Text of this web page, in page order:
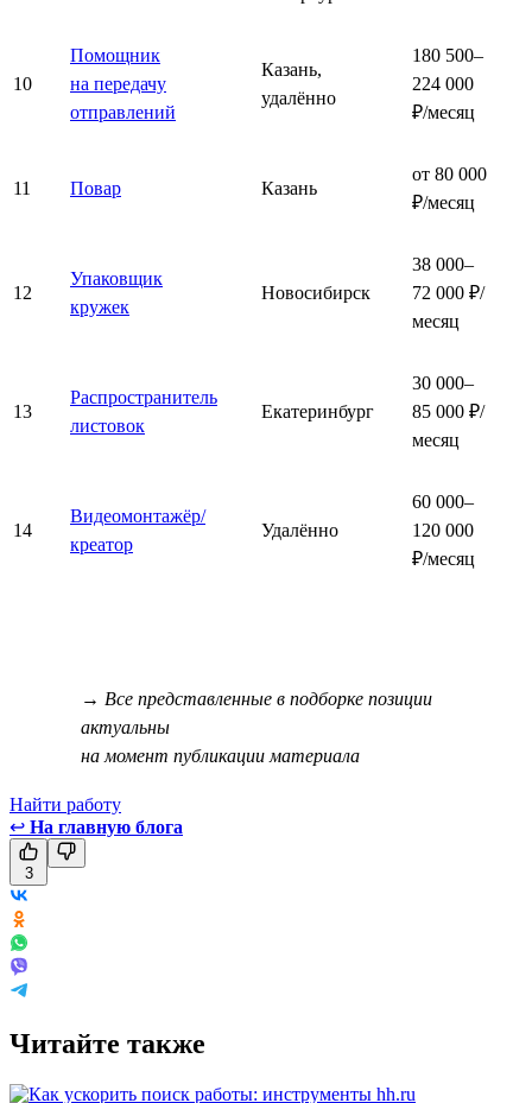
10
Помощник
на передачу
отправлений
Казань,
удалённо
180 500–
224 000
₽/месяц
11 Повар Казань
от 80 000
₽/месяц
12
Упаковщик
кружек
Новосибирск
38 000–
72 000 ₽/
месяц
13
Распространитель
листовок
Екатеринбург
30 000–
85 000 ₽/
месяц
14
Видеомонтажёр/
креатор
Удалённо
60 000–
120 000
₽/месяц
→ Все представленные в подборке позиции
актуальны
на момент публикации материала
Найти работу
↩ На главную блога
3
Читайте также